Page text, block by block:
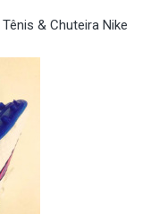
Tênis & Chuteira Nike